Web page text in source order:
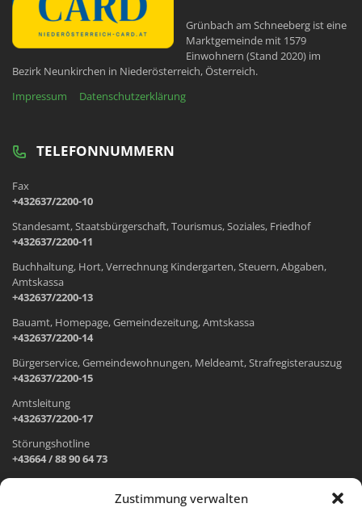
Zustimmung verwalten
Grünbach am Schneeberg ist eine
Marktgemeinde mit 1579
Einwohnern (Stand 2020) im
Bezirk Neunkirchen in Niederösterreich, Österreich.
Impressum
Datenschutzerklärung
TELEFONNUMMERN
Fax
+432637/2200-10
Standesamt, Staatsbürgerschaft, Tourismus, Soziales, Friedhof
+432637/2200-11
Buchhaltung, Hort, Verrechnung Kindergarten, Steuern, Abgaben,
Amtskassa
+432637/2200-13
Bauamt, Homepage, Gemeindezeitung, Amtskassa
+432637/2200-14
Bürgerservice, Gemeindewohnungen, Meldeamt, Strafregisterauszug
+432637/2200-15
Amtsleitung
+432637/2200-17
Störungshotline
+43664 / 88 90 64 73